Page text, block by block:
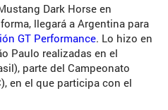
Dark Horse en
llegará a Argentina para
GT Performance. Lo hizo en
Paulo realizadas en el
parte del Campeonato
en el que participa con el